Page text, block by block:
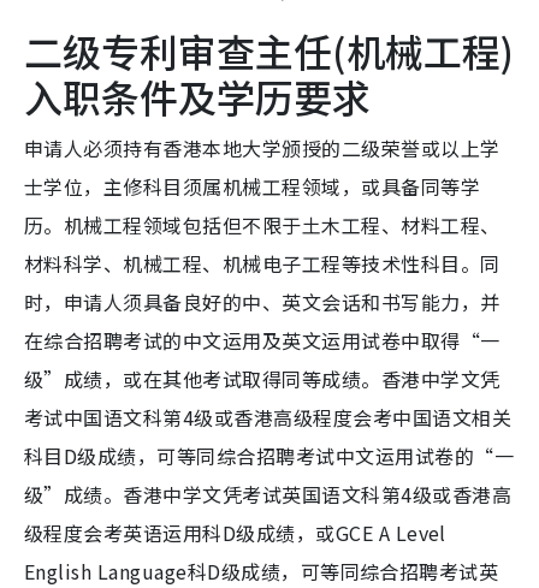
二级专利审查主任(机械工程)
入职条件及学历要求
申请人必须持有香港本地大学颁授的二级荣誉或以上学
士学位，主修科目须属机械工程领域，或具备同等学
历。机械工程领域包括但不限于土木工程、材料工程、
材料科学、机械工程、机械电子工程等技术性科目。同
时，申请人须具备良好的中、英文会话和书写能力，并
在综合招聘考试的中文运用及英文运用试卷中取得“一
级”成绩，或在其他考试取得同等成绩。香港中学文凭
考试中国语文科第4级或香港高级程度会考中国语文相关
科目D级成绩，可等同综合招聘考试中文运用试卷的“一
级”成绩。香港中学文凭考试英国语文科第4级或香港高
级程度会考英语运用科D级成绩，或GCE A Level
English Language科D级成绩，可等同综合招聘考试英